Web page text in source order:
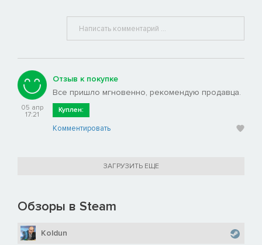
05 апр
17:21
Отзыв к покупке
Все пришло мгновенно, рекомендую продавца.
Куплен:
Комментировать
ЗАГРУЗИТЬ ЕЩЕ
Обзоры в Steam
Koldun